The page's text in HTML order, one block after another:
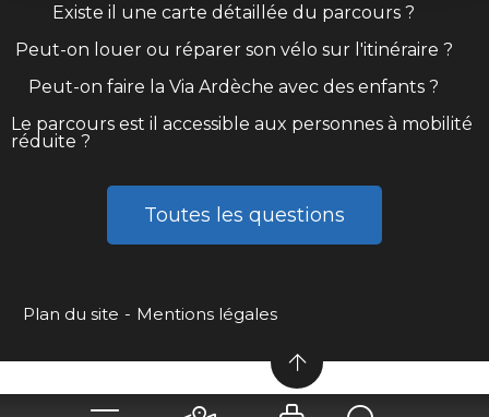
Existe il une carte détaillée du parcours ?
Peut-on louer ou réparer son vélo sur l'itinéraire ?
Peut-on faire la Via Ardèche avec des enfants ?
Le parcours est il accessible aux personnes à mobilité
réduite ?
Toutes les questions
Plan du site Mentions légales